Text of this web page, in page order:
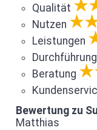
Qualität
Nutzen
Leistungen
Durchführung
Beratung
Bewertung zu
Matthias